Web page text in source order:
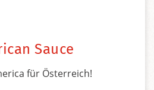
Sauce
für Österreich!